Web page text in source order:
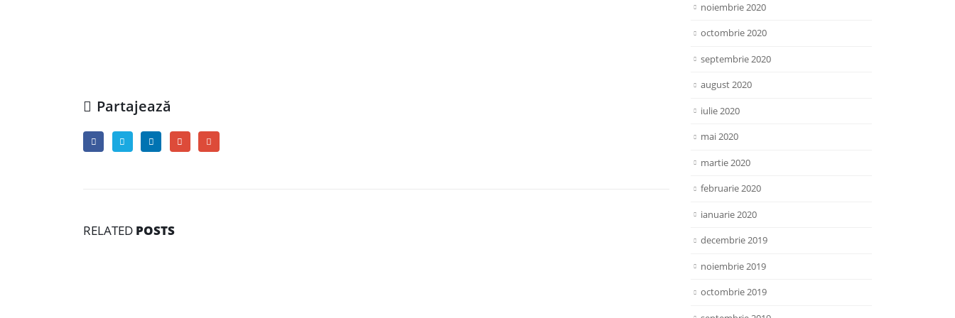
Partajează
RELATED POSTS
noiembrie 2020
octombrie 2020
septembrie 2020
august 2020
iulie 2020
mai 2020
martie 2020
februarie 2020
ianuarie 2020
decembrie 2019
noiembrie 2019
octombrie 2019